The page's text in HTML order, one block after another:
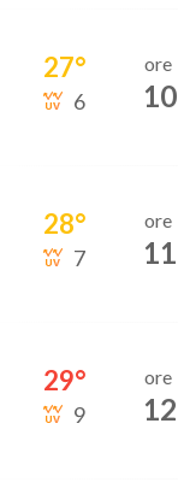
27°
6
ore
10
28°
7
ore
11
29°
9
ore
12